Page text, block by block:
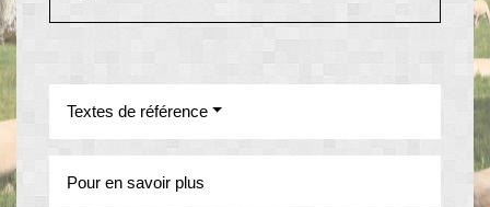
Textes de référence
Pour en savoir plus